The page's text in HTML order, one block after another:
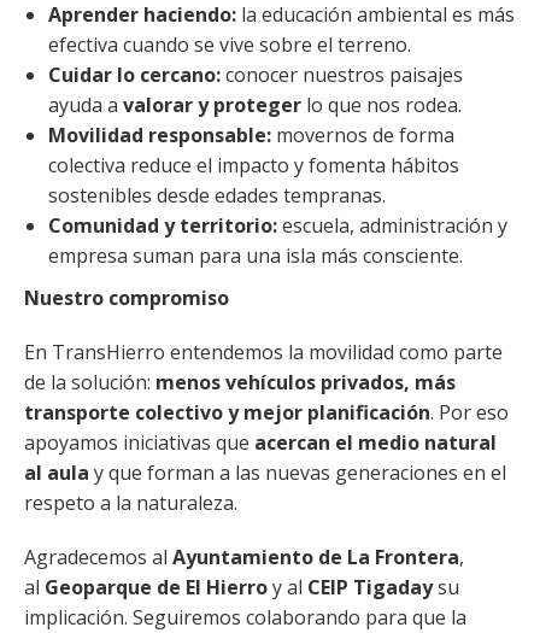
Aprender haciendo: la educación ambiental es más
efectiva cuando se vive sobre el terreno.
Cuidar lo cercano:conocer nuestros paisajes
ayuda a valorar y proteger lo que nos rodea.
Movilidad responsable: movernos de forma
colectiva reduce el impacto y fomenta hábitos
sostenibles desde edades tempranas.
Comunidad y territorio:escuela, administración y
empresa suman para una isla más consciente.
Nuestro compromiso
En TransHierro entendemos la movilidad como parte
de la solución: menos vehículos privados, más
transporte colectivo y mejor planificación. Por eso
apoyamos iniciativas que acercan el medio natural
al aula y que forman a las nuevas generaciones en el
respeto a la naturaleza.
Agradecemos al Ayuntamiento de La Frontera,
al Geoparque de El Hierroy al CEIP Tigadaysu
implicación. Seguiremos colaborando para que la